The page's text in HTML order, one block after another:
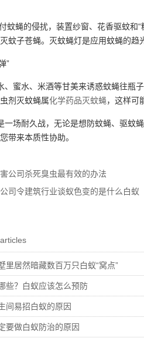
蚊蝇的侵扰，装置纱窗、花香驱蚊和
蚊子苍蝇。灭蚊蝇灯是应用蚊蝇的趋
”
、蜜水、米酒等甘美来诱惑蚊蝇往瓶
剂灭蚊蝇属化学药品灭蚊蝇，这样可
一场耐久战，无论是想防蚊蝇、驱蚊
带来本质性协助。
公司杀死臭虫最有效的办法
司令建筑行业谈蚁色变的是什么白蚁
里居然暗藏数百万只白蚁“窝点”
些？白蚁应该怎么预防
间易招白蚁的原因
要做白蚁防治的原因